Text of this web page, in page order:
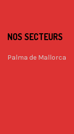
NOS SECTEURS
Palma de Mallorca